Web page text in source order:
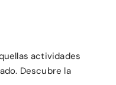
actividades
Descubre la